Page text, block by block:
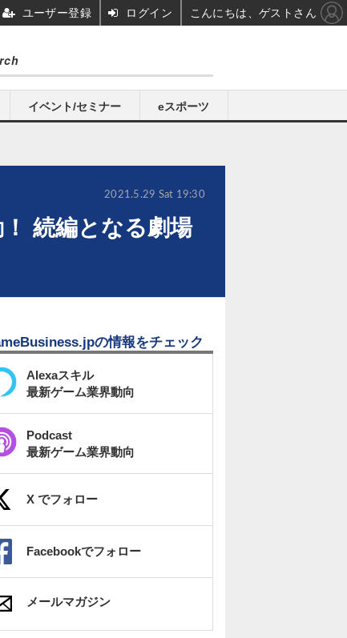
イベント/セミナー eスポーツ
続編となる劇場
2021.5.29 Sat 19:30
の情報をチェック
Alexaスキル
最新ゲーム業界動向
Podcast
最新ゲーム業界動向
X でフォロー
Facebookでフォロー
メールマガジン
ユーザー登録 ログイン こんにちは、ゲストさん